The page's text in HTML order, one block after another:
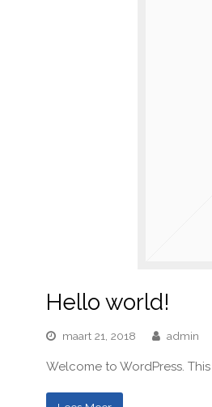
Hello world!
maart 21, 2018 admin
Welcome to WordPress.